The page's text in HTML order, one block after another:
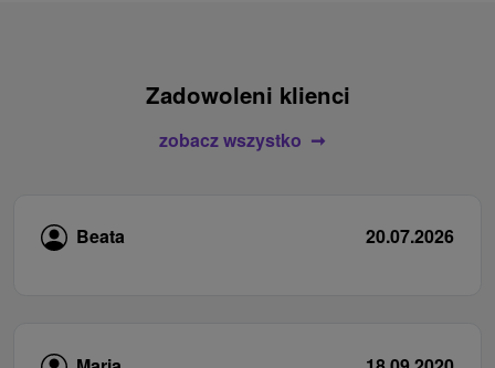
Zadowoleni klienci
zobacz wszystko
Beata 20.07.2026